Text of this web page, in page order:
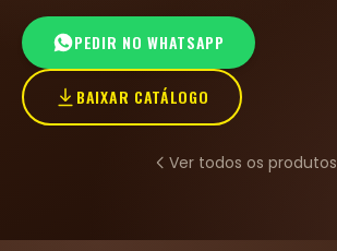
PEDIR NO WHATSAPP
BAIXAR CATÁLOGO
Ver todos os produtos